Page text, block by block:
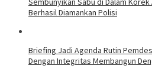
Berhasil Diamankan Polisi
Briefing Jadi Agenda Rutin
Dengan Integritas Membangun